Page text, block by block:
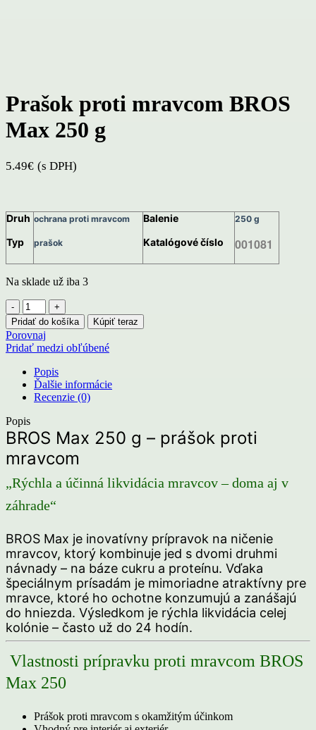
Prašok proti mravcom BROS
Max 250 g
5.49€ (s DPH)
Druh
Typ
ochrana proti mravcom
prašok
Balenie
Katalógové číslo
250 g
001081
Na sklade už iba 3
množstvo
Prašok
proti
mravcom
BROS
Max
250
g
Pridať do košíka Kúpiť teraz
Porovnaj
Pridať medzi obľúbené
Popis
Ďalšie informácie
Recenzie (0)
Popis
BROS Max 250 g – prášok proti
mravcom
„Rýchla a účinná likvidácia mravcov – doma aj v
záhrade“
BROS Max je inovatívny prípravok na ničenie
mravcov, ktorý kombinuje jed s dvomi druhmi
návnady – na báze cukru a proteínu. Vďaka
špeciálnym prísadám je mimoriadne atraktívny pre
mravce, ktoré ho ochotne konzumujú a zanášajú
do hniezda. Výsledkom je rýchla likvidácia celej
kolónie – často už do 24 hodín.
Vlastnosti prípravku proti mravcom BROS
Max 250
Prášok proti mravcom s okamžitým účinkom